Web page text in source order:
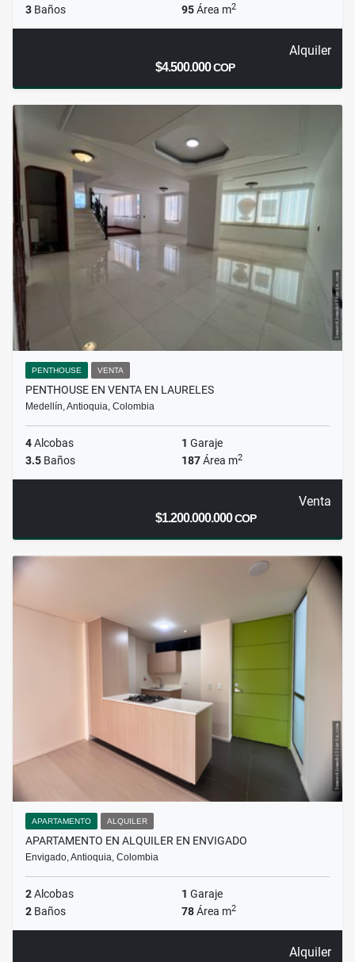
3 Baños 95Área m2
Alquiler
$4.500.000COP
PENTHOUSE VENTA
PENTHOUSE EN VENTA EN LAURELES
Medellín, Antioquia, Colombia
4Alcobas 1 Garaje
3.5 Baños 187Área m2
Venta
$1.200.000.000COP
APARTAMENTO ALQUILER
APARTAMENTO EN ALQUILER EN ENVIGADO
Envigado, Antioquia, Colombia
2Alcobas 1 Garaje
2 Baños 78Área m2
Alquiler